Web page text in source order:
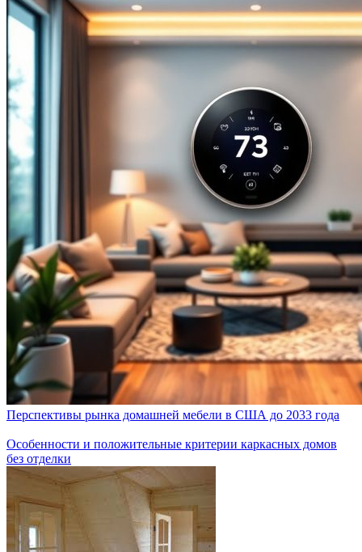
Перспективы рынка домашней мебели в США до 2033 года
Особенности и положительные критерии каркасных домов
без отделки